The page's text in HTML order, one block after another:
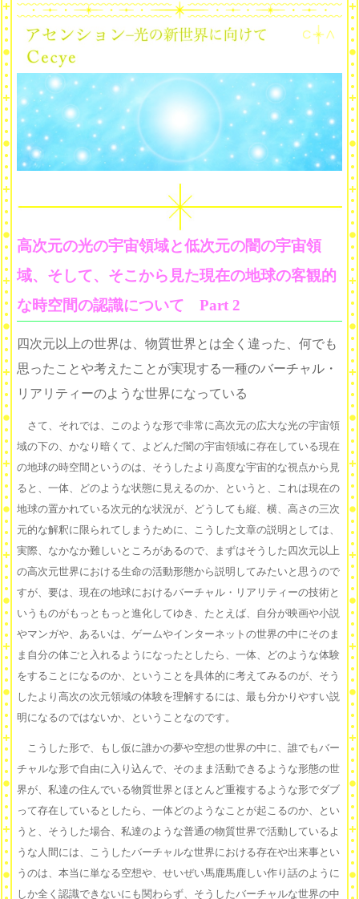
高次元の光の宇宙領域と低次元の闇の宇宙領
域、そして、そこから見た現在の地球の客観的
な時空間の認識について Part 2
四次元以上の世界は、物質世界とは全く違った、何でも
思ったことや考えたことが実現する一種のバーチャル・
リアリティーのような世界になっている
さて、それでは、このような形で非常に高次元の広大な光の宇宙領
域の下の、かなり暗くて、よどんだ闇の宇宙領域に存在している現在
の地球の時空間というのは、そうしたより高度な宇宙的な視点から見
ると、一体、どのような状態に見えるのか、というと、これは現在の
地球の置かれている次元的な状況が、どうしても縦、横、高さの三次
元的な解釈に限られてしまうために、こうした文章の説明としては、
実際、なかなか難しいところがあるので、まずはそうした四次元以上
の高次元世界における生命の活動形態から説明してみたいと思うので
すが、要は、現在の地球におけるバーチャル・リアリティーの技術と
いうものがもっともっと進化してゆき、たとえば、自分が映画や小説
やマンガや、あるいは、ゲームやインターネットの世界の中にそのま
ま自分の体ごと入れるようになったとしたら、一体、どのような体験
をすることになるのか、ということを具体的に考えてみるのが、そう
したより高次の次元領域の体験を理解するには、最も分かりやすい説
明になるのではないか、ということなのです。
こうした形で、もし仮に誰かの夢や空想の世界の中に、誰でもバー
チャルな形で自由に入り込んで、そのまま活動できるような形態の世
界が、私達の住んでいる物質世界とほとんど重複するような形でダブ
って存在しているとしたら、一体どのようなことが起こるのか、とい
うと、そうした場合、私達のような普通の物質世界で活動しているよ
うな人間には、こうしたバーチャルな世界における存在や出来事とい
うのは、本当に単なる空想や、せいぜい馬鹿馬鹿しい作り話のように
しか全く認識できないにも関わらず、そうしたバーチャルな世界の中